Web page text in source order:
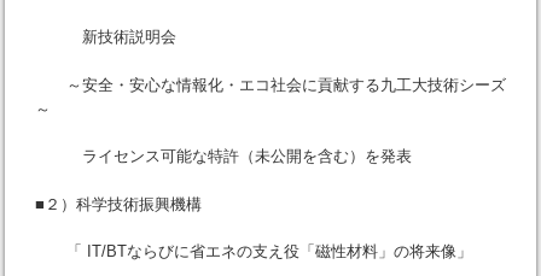
新技術説明会
～安全・安心な情報化・エコ社会に貢献する九工大技術シーズ
～
ライセンス可能な特許（未公開を含む）を発表
■２）科学技術振興機構
「 IT/BTならびに省エネの支え役「磁性材料」の将来像」